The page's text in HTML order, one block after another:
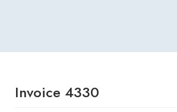
Invoice 4330